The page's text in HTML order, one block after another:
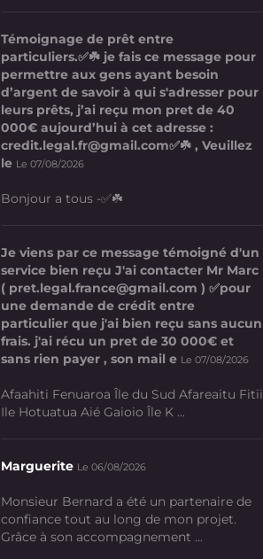
Témoignage de prêt entre
particuliers.✅☘️ je fais ce message pour
permettre aux gens ayant besoin
d’argent de savoir à qui s'adresser pour
leurs prêts, j’ai reçu mon pret de 40
000€ aujourd’hui à cet adresse :
credit.legal.fr@gmail.com✅☘️ , Veuillez
le Le 07/08/2026
Bonjour a tous -✅☘️
Je viens par ce message témoigné d'un
service bien reçu J'ai contacter Mr Marc
( pret.legal.france@gmail.com ) ✅pour
une demande de crédit entre
particulier que j'ai bien reçu sans aucun
frais. j'ai récu un pret de 30 000€ et
sans rien payer , son mail e Le 07/08/2026
Afaahiti Fenuaroa Île du Sud Afareaitu Fitii
Ile Hotuatua Aié Gaioio Île K ...
Marguerite Le 06/08/2026
Monsieur Bernard a été un partenaire de
confiance tout au long de mon projet.
Grâce à son accompagnement ...